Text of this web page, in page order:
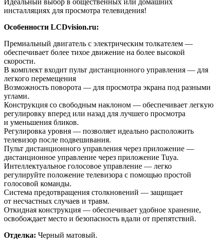
Идеальный выбор в общественных или домашних
инсталляциях для просмотра телевидения!
Особенности LCDvision.ru:
Премиальный двигатель с электрическим толкателем —
обеспечивает более тихое движение на более высокой
скорости.
В комплект входит пульт дистанционного управления — для
легкого перемещения
Возможность поворота — для просмотра экрана под разными
углами.
Конструкция со свободным наклоном — обеспечивает легкую
регулировку вперед или назад для лучшего просмотра
и уменьшения бликов.
Регулировка уровня — позволяет идеально расположить
телевизор после подвешивания.
Пульт дистанционного управления через приложение —
дистанционное управление через приложение Tuya.
Интеллектуальное голосовое управление — легко
регулируйте положение телевизора с помощью простой
голосовой команды.
Система предотвращения столкновений — защищает
от несчастных случаев и травм.
Откидная конструкция — обеспечивает удобное хранение,
освобождает место и безопасность вдали от препятствий.
Отделка: Черный матовый.